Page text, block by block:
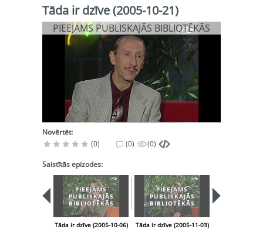
Tāda ir dzīve (2005-10-21)
PIEEJAMS PUBLISKAJĀS BIBLIOTĒKĀS
Novērtēt:
(0)
(0) (0)
Saistītās epizodes:
PIEEJAMS
PUBLISKAJĀS
BIBLIOTĒKĀS
Tāda ir dzīve (2005-10-06)
PIEEJAMS
PUBLISKAJĀS
BIBLIOTĒKĀS
Tāda ir dzīve (2005-11-03)